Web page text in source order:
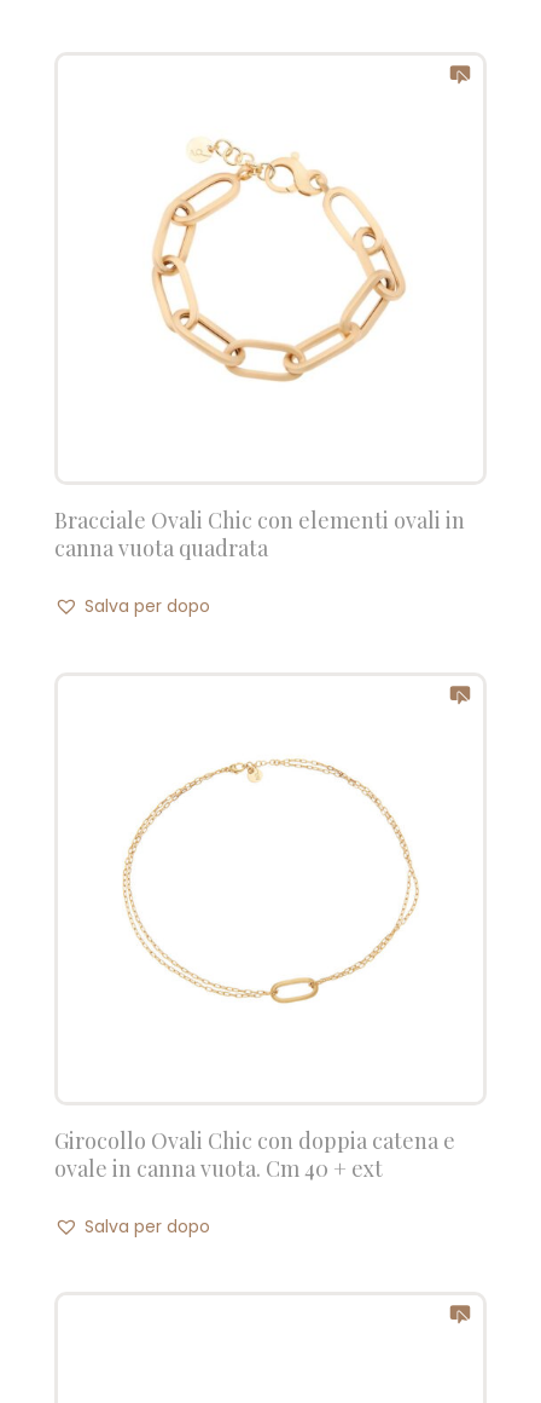
Bracciale Ovali Chic con elementi ovali in
canna vuota quadrata
Salva per dopo
Girocollo Ovali Chic con doppia catena e
ovale in canna vuota. Cm 40 + ext
Salva per dopo